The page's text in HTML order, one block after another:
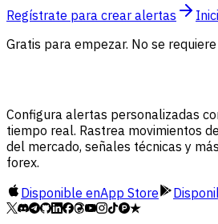
Regístrate para crear alertas
Gratis para empezar. No se
Configura alertas personalizadas
tiempo real. Rastrea movimientos
del mercado, señales técnicas y
forex.
Disponible enApp Store